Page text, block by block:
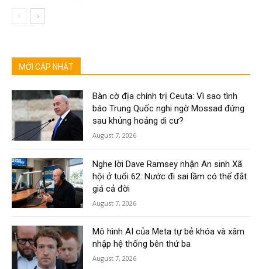
MỚI CẬP NHẬT
Bàn cờ địa chính trị Ceuta: Vì sao tình
báo Trung Quốc nghi ngờ Mossad đứng
sau khủng hoảng di cư?
August 7, 2026
Nghe lời Dave Ramsey nhận An sinh Xã
hội ở tuổi 62: Nước đi sai lầm có thể đắt
giá cả đời
August 7, 2026
Mô hình AI của Meta tự bẻ khóa và xâm
nhập hệ thống bên thứ ba
August 7, 2026